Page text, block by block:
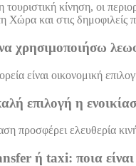
κίνηση, οι
Χώρα και στις δημοφιλείς
να χρησιμοποιήσω
είναι οικονομική
επιλογή η
προσφέρει ελευθερία
ή taxi: ποια